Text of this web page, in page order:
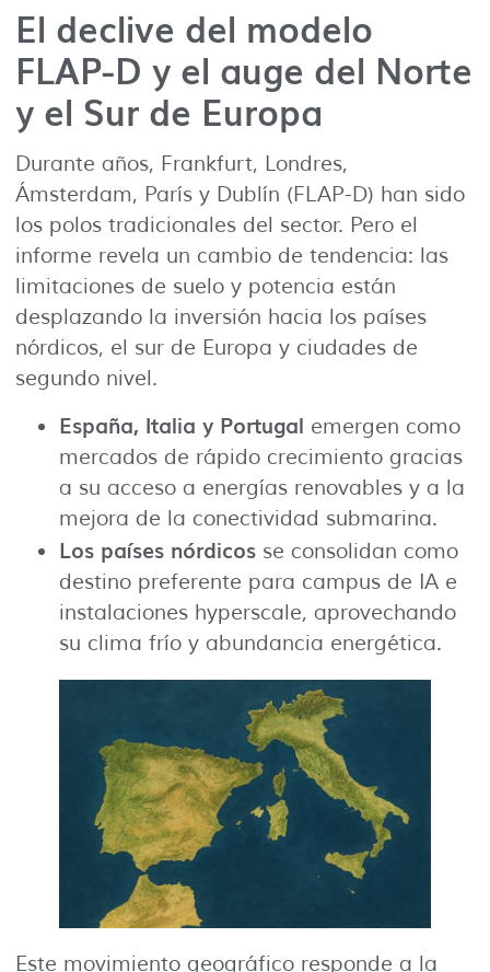
El declive del modelo
FLAP-D y el auge del Norte
y el Sur de Europa
Durante años, Frankfurt, Londres,
Ámsterdam, París y Dublín (FLAP-D) han sido
los polos tradicionales del sector. Pero el
informe revela un cambio de tendencia: las
limitaciones de suelo y potencia están
desplazando la inversión hacia los países
nórdicos, el sur de Europa y ciudades de
segundo nivel.
España, Italia y Portugal emergen como
mercados de rápido crecimiento gracias
a su acceso a energías renovables y a la
mejora de la conectividad submarina.
Los países nórdicos se consolidan como
destino preferente para campus de IA e
instalaciones hyperscale, aprovechando
su clima frío y abundancia energética.
Este movimiento geográfico responde a la